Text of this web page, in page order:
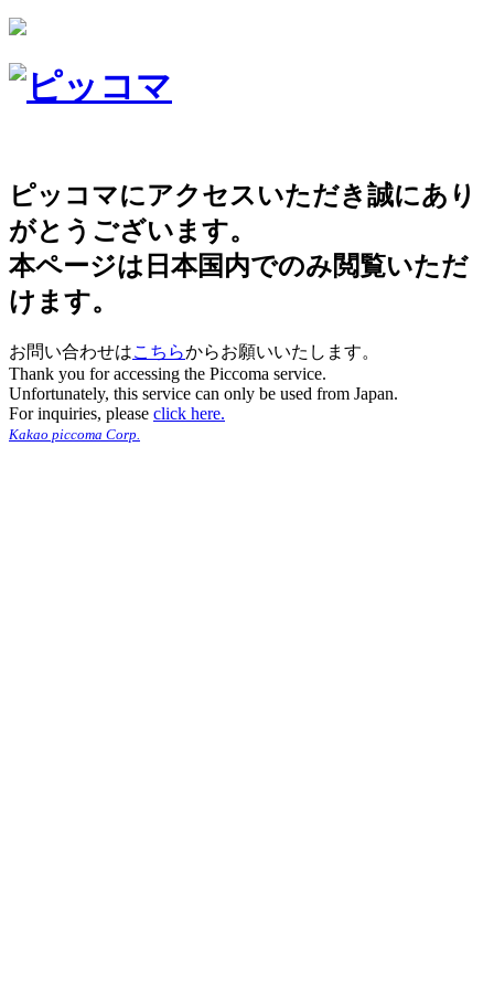
ピッコマにアクセスいただき誠にあり
がとうございます。
本ページは日本国内でのみ閲覧いただ
けます。
お問い合わせはこちらからお願いいたします。
Thank you for accessing the Piccoma service.
Unfortunately, this service can only be used from Japan.
For inquiries, please click here.
Kakao piccoma Corp.